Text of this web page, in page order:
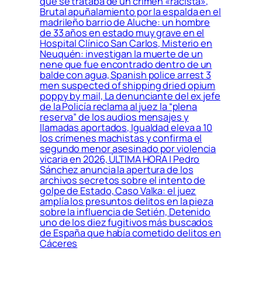
Brutal apuñalamiento por la espalda en el
madrileño barrio de Aluche: un hombre
de 33 años en estado muy grave en el
Hospital Clínico San Carlos, Misterio en
Neuquén: investigan la muerte de un
nene que fue encontrado dentro de un
balde con agua, Spanish police arrest 3
men suspected of shipping dried opium
poppy by mail, La denunciante del ex jefe
de la Policía reclama al juez la “plena
reserva” de los audios mensajes y
llamadas aportados, Igualdad eleva a 10
los crímenes machistas y confirma el
segundo menor asesinado por violencia
vicaria en 2026, ÚLTIMA HORA | Pedro
Sánchez anuncia la apertura de los
archivos secretos sobre el intento de
golpe de Estado, Caso Valka: el juez
amplía los presuntos delitos en la pieza
sobre la influencia de Setién, Detenido
uno de los diez fugitivos más buscados
de España que había cometido delitos en
Cáceres